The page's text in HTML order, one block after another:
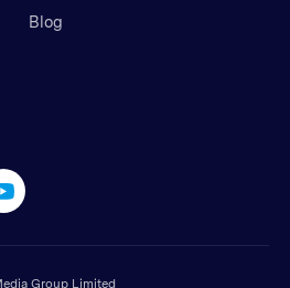
Blog
Group Limited